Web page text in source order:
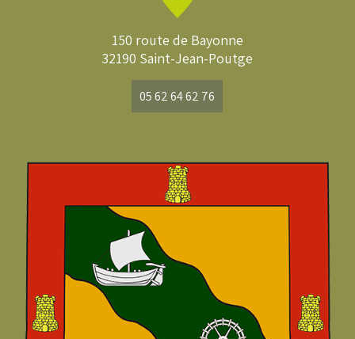
150 route de Bayonne
32190 Saint-Jean-Poutge
05 62 64 62 76